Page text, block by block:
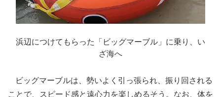
浜辺につけてもらった「ビッグマーブル」に乗り、い
ざ海へ
ビッグマーブルは、勢いよく引っ張られ、振り回される
ことで、スピード感と遠心力を楽しめるそう。なお、体を